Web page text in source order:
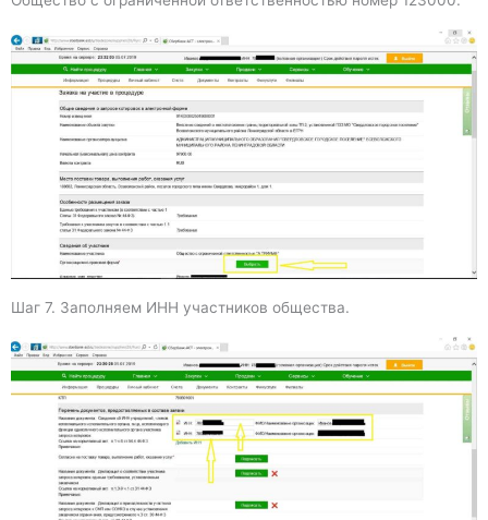
Шаг 7. Заполняем ИНН участников общества.